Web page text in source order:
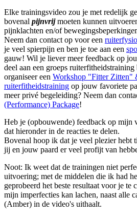
Elke trainingsvideo zou je met redelijk
bovenal pijnvrijmoeten kunnen
pijnklachten en/of
Neem dan contact op voor een
je veel spierpijn en ben je toe aan een
gauw! Wil je liever meer feedback op
deel aan een groeps
organiseer een Workshop "Fitter Zitten"
ruiterfitheidstraining op jouw favoriete
meer privé begeleiding? Neem dan
(Performance) Package!
Heb je (opbouwende) feedback op mijn
dat hieronder in de reacties te delen.
Bovenal hoop ik dat je veel plezier hebt
jij en jouw paard er veel profijt van
Noot: Ik weet dat de trainingen niet
uitvoering; met de middelen die ik had
geprobeerd het beste resultaat voor je te
mijn imperfecties kan lachen, naast alle
(Amber) in de video's uithaalt.